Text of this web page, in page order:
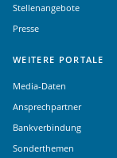
Stellenangebote
Presse
WEITERE PORTALE
Media-Daten
Ansprechpartner
Bankverbindung
Sonderthemen